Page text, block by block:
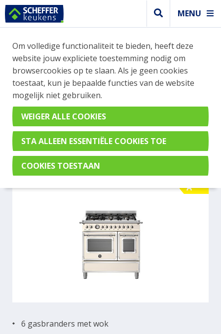
MENU
WEBSHOP BESTELLINGEN
Je kan tijdelijk geen bestelling plaatsen. Wil je je
vast oriënteren? Vergelijk eenvoudig apparaten
en merken met elkaar. Klik hier voor meer
informatie.
Fornuis
BERTAZZONI HER96L2EAVT
A
A
6 gasbranders met wok
Om volledige functionaliteit te bieden, heeft deze
website jouw expliciete toestemming nodig om
browsercookies op te slaan. Als je geen cookies
toestaat, kun je bepaalde functies van de website
mogelijk niet gebruiken.